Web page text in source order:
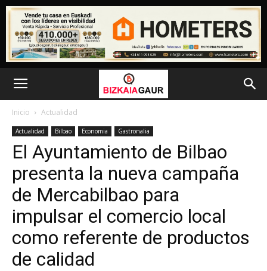
Inicio Actualidad
Actualidad Bilbao Economia Gastronalia
El Ayuntamiento de Bilbao
presenta la nueva campaña
de Mercabilbao para
impulsar el comercio local
como referente de productos
de calidad